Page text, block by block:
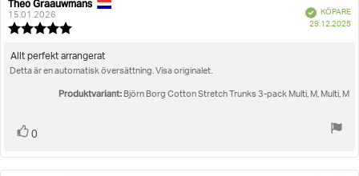
Recensionsförfattare:
Theo Graauwmans
15.01.2026
utav
BekräftadKÖPARE
29.12.2025
Recensionstext:
Allt perfekt arrangerat
Detta är en automatisk översättning. Visa originalet.
Produktvariant: Björn Borg Cotton Stretch Trunks 3-pack Multi, M, Multi, M
Rösta
0